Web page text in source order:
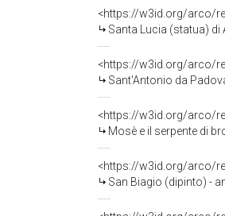
<https://w3id.org/arco/
Santa Lucia (statua)
<https://w3id.org/arco/
Sant'Antonio da
<https://w3id.org/arco/
Mosè e il serpente di
<https://w3id.org/arco/
San Biagio (dipinto) -